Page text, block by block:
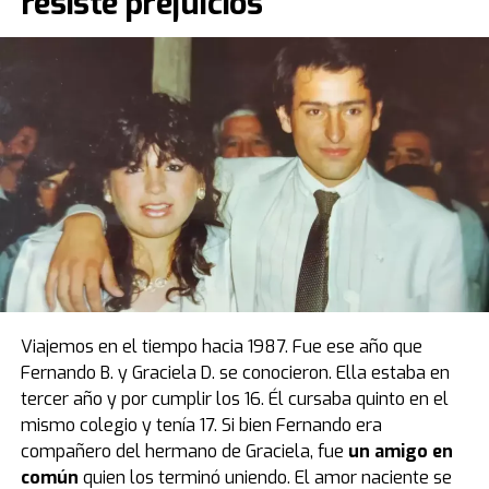
prendas y objetos que se vinculan al deporte. En este
caso, además, tenemos el auto de
un
Ferrari Testarossa negro
La Ferrari negra de Diego Maradona, por
primera vez en la Argentina
El modelo que protagoniza una de las mejores
anécdotas relacionadas a la vida de Diego estuvo de
visita por primera vez en el país, luego de casi cuatro
décadas de estadía en Europa. Fue el primer obsequio
que recibió “Pelusa” tras conquistar la Copa del Mundo
deMéxico 1986, cortesía del por entonces presidente
del Napoli, Corrado Ferlaino.
El proceso para que las llaves de aquel mítico auto
deportivo llegaran a las manos de Maradona fue
caótico.
Guillermo Coppola, exmanager del Diez, tuvo
Viajemos en el tiempo hacia 1987. Fue ese año que
Fernando B. y Graciela D. se conocieron. Ella estaba en
tercer año y por cumplir los 16. Él cursaba quinto en el
mismo colegio y tenía 17. Si bien Fernando era
compañero del hermano de Graciela, fue un amigo en
común quien los terminó uniendo. El amor naciente se